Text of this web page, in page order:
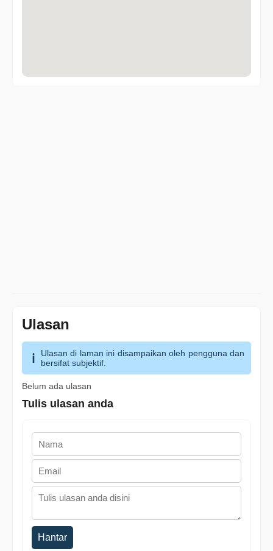
Ulasan
Ulasan di laman ini disampaikan oleh pengguna dan
bersifat subjektif.
Belum ada ulasan
Tulis ulasan anda
Hantar